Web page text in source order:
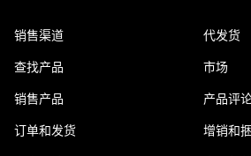
销售渠道
查找产品
销售产品
订单和发货
代发货
市场
产品评
增销和